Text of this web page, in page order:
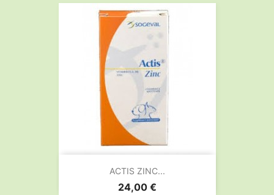
ACTIS ZINC...
Prix
24,00 €